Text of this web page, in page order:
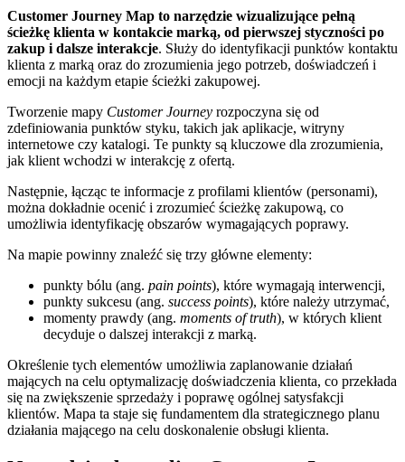
Customer Journey Map to narzędzie wizualizujące pełną
ścieżkę klienta w kontakcie marką, od pierwszej styczności po
zakup i dalsze interakcje. Służy do identyfikacji punktów kontaktu
klienta z marką oraz do zrozumienia jego potrzeb, doświadczeń i
emocji na każdym etapie ścieżki zakupowej.
Tworzenie mapy Customer Journey rozpoczyna się od
zdefiniowania punktów styku, takich jak aplikacje, witryny
internetowe czy katalogi. Te punkty są kluczowe dla zrozumienia,
jak klient wchodzi w interakcję z ofertą.
Następnie, łącząc te informacje z profilami klientów (personami),
można dokładnie ocenić i zrozumieć ścieżkę zakupową, co
umożliwia identyfikację obszarów wymagających poprawy.
Na mapie powinny znaleźć się trzy główne elementy:
punkty bólu (ang. pain points), które wymagają interwencji,
punkty sukcesu (ang. success points), które należy utrzymać,
momenty prawdy (ang. moments of truth), w których klient
decyduje o dalszej interakcji z marką.
Określenie tych elementów umożliwia zaplanowanie działań
mających na celu optymalizację doświadczenia klienta, co przekłada
się na zwiększenie sprzedaży i poprawę ogólnej satysfakcji
klientów. Mapa ta staje się fundamentem dla strategicznego planu
działania mającego na celu doskonalenie obsługi klienta.